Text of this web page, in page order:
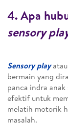
4.Apa
sensory
Sensory playatau
bermain yang
panca indra
efektif untuk
melatih motorik
masalah.